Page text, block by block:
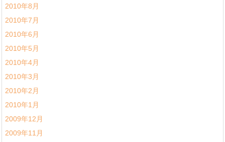
2010年8月
2010年7月
2010年6月
2010年5月
2010年4月
2010年3月
2010年2月
2010年1月
2009年12月
2009年11月